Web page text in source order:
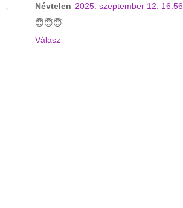
Névtelen 2025. szeptember 12. 16:56
😇😇😇
Válasz